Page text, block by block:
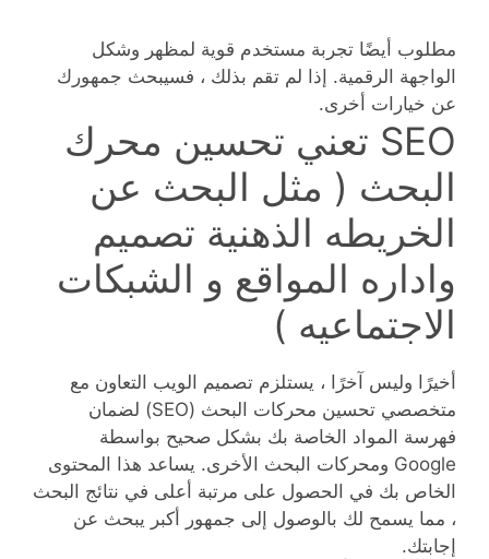
مطلوب أيضًا تجربة مستخدم قوية لمظهر وشكل
الواجهة الرقمية. إذا لم تقم بذلك ، فسيبحث جمهورك
عن خيارات أخرى.
SEO تعني تحسين محرك
البحث ( مثل البحث عن
الخريطه الذهنية تصميم
واداره المواقع و الشبكات
الاجتماعيه )
أخيرًا وليس آخرًا ، يستلزم تصميم الويب التعاون مع
متخصصي تحسين محركات البحث (SEO) لضمان
فهرسة المواد الخاصة بك بشكل صحيح بواسطة
Google ومحركات البحث الأخرى. يساعد هذا المحتوى
الخاص بك في الحصول على مرتبة أعلى في نتائج البحث
، مما يسمح لك بالوصول إلى جمهور أكبر يبحث عن
إجابتك.